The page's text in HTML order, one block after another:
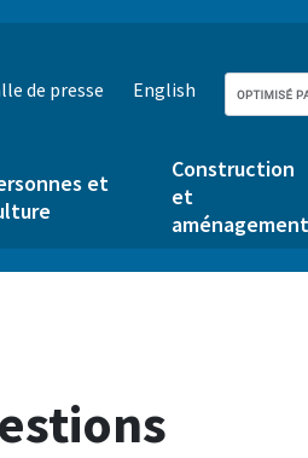
de presse English
et
Construction
et
aménagement